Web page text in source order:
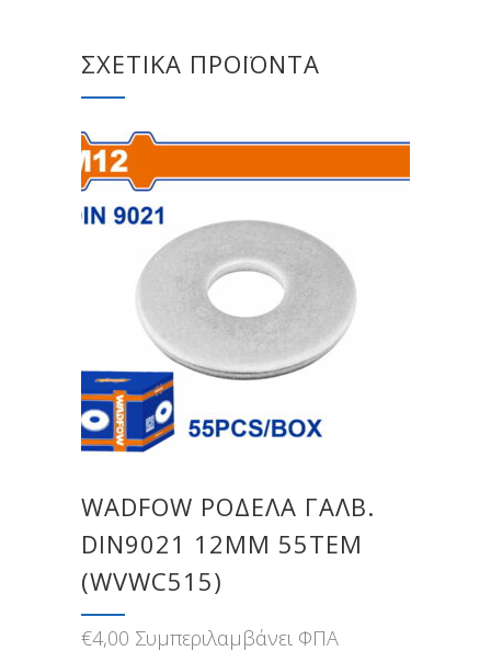
ΣΧΕΤΙΚΆ ΠΡΟΪΌΝΤΑ
WADFOW ΡΟΔΕΛΑ ΓΑΛΒ.
DIN9021 12MM 55TEM
(WVWC515)
€4,00 Συμπεριλαμβάνει ΦΠΑ